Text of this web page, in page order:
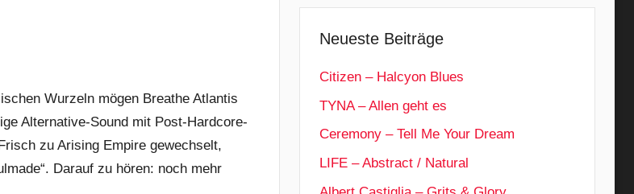
Wurzeln mögen Breathe Atlantis
Alternative-Sound mit Post-Hardcore-
zu Arising Empire gewechselt,
Darauf zu hören: noch mehr
Neueste Beiträge
Citizen – Halcyon Blues
TYNA – Allen geht es
Ceremony – Tell Me Your Dream
LIFE – Abstract / Natural